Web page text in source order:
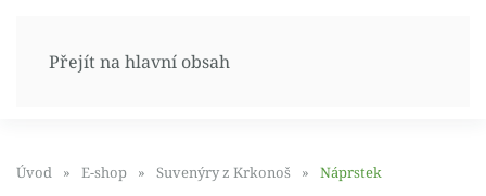
Přejít na hlavní obsah
Úvod E-shop Suvenýry z Krkonoš Náprstek